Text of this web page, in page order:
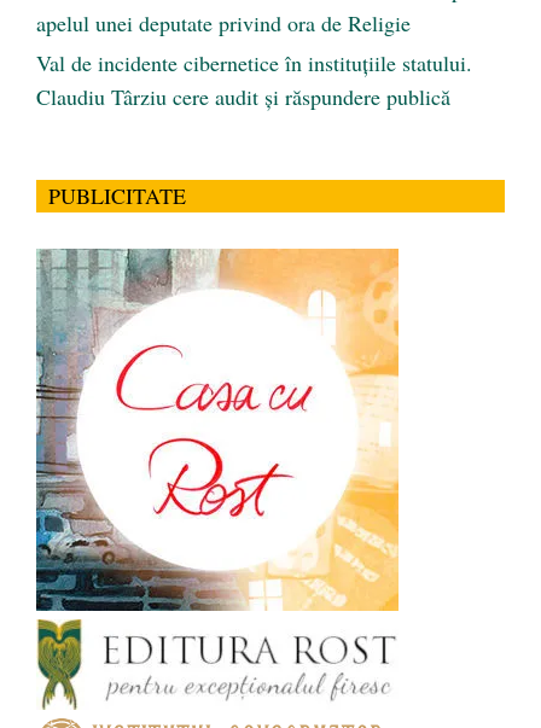
apelul unei deputate privind ora de Religie
Val de incidente cibernetice în instituțiile statului.
Claudiu Târziu cere audit și răspundere publică
PUBLICITATE